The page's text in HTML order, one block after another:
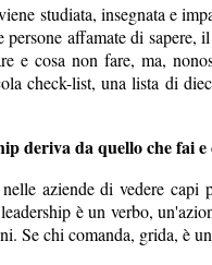
studiata, insegnata e
persone affamate di
e cosa non fare, ma,
check-list, una lista di
deriva da quello che fai
nelle aziende di vedere
è un verbo,
Se chi comanda, grida, è